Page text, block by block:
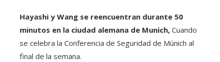
Hayashi y Wang se reencuentran durante 50
minutos en la ciudad alemana de Munich, Cuando
se celebra la Conferencia de Seguridad de Múnich al
final de la semana.